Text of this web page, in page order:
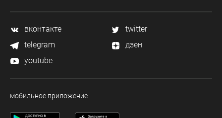
вконтакте
twitter
telegram
дзен
youtube
мобильное приложение